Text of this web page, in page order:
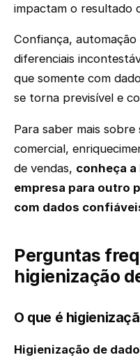
impactam o resultado
Confiança,
diferenciais
que somente com
se torna previsível e
Para saber mais
comercial,
de vendas, conheça a
empresa para outro
com dados
Perguntas
higienização
O que é
Higienização de